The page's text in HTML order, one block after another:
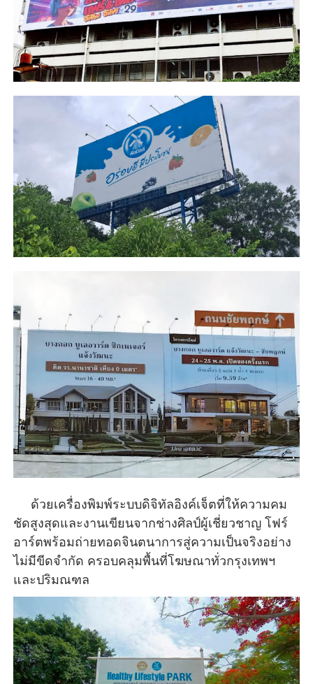
ด้วยเครื่องพิมพ์ระบบดิจิทัลอิงค์เจ็ตที่ให้ความคม
ชัดสูงสุดและงานเขียนจากช่างศิลป์ผู้เชี่ยวชาญ โฟร์
อาร์ตพร้อมถ่ายทอดจินตนาการสู่ความเป็นจริงอย่าง
ไม่มีขีดจำกัด ครอบคลุมพื้นที่โฆษณาทั่วกรุงเทพฯ
และปริมณฑล